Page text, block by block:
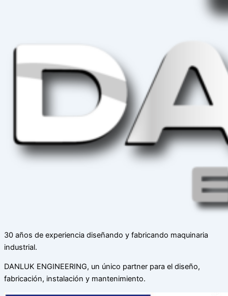
30 años de experiencia diseñando y fabricando maquinaria
industrial.
DANLUK ENGINEERING, un único partner para el diseño,
fabricación, instalación y mantenimiento.